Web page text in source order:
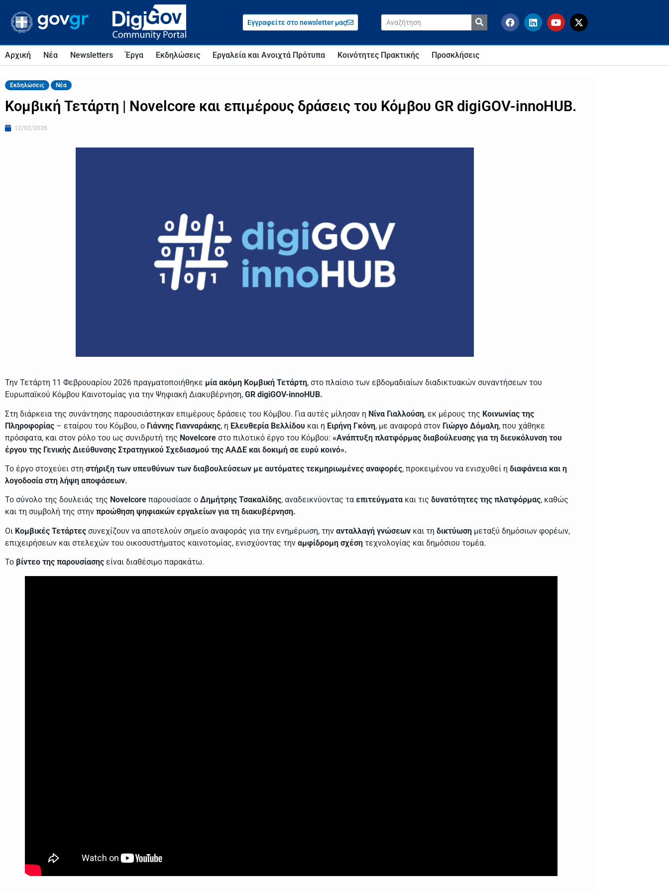
Εγγραφείτε στο newsletter μας
Αρχική Νέα Newsletters Έργα Εκδηλώσεις Εργαλεία και Ανοιχτά Πρότυπα Κοινότητες Πρακτικής Προσκλήσεις
Εκδηλώσεις Νέα
Κομβική Τετάρτη | Novelcore και επιμέρους δράσεις του Κόμβου GR digiGOV-innoHUB.
12/02/2026
Την Τετάρτη 11 Φεβρουαρίου 2026 πραγματοποιήθηκε μία ακόμη Κομβική Τετάρτη, στο πλαίσιο των εβδομαδιαίων διαδικτυακών συναντήσεων του
Ευρωπαϊκού Κόμβου Καινοτομίας για την Ψηφιακή Διακυβέρνηση, GR digiGOV-innoHUB.
Στη διάρκεια της συνάντησης παρουσιάστηκαν επιμέρους δράσεις του Κόμβου. Για αυτές μίλησαν η Νίνα Γιαλλούση, εκ μέρους της Κοινωνίας της
Πληροφορίας – εταίρου του Κόμβου, ο Γιάννης Γιανναράκης, η Ελευθερία Βελλίδου και η Ειρήνη Γκόνη, με αναφορά στον Γιώργο Δόμαλη, που χάθηκε
πρόσφατα, και στον ρόλο του ως συνιδρυτή της Novelcore στο πιλοτικό έργο του Κόμβου: «Ανάπτυξη πλατφόρμας διαβούλευσης για τη διευκόλυνση του
έργου της Γενικής Διεύθυνσης Στρατηγικού Σχεδιασμού της ΑΑΔΕ και δοκιμή σε ευρύ κοινό».
Το έργο στοχεύει στη στήριξη των υπευθύνων των διαβουλεύσεων με αυτόματες τεκμηριωμένες αναφορές, προκειμένου να ενισχυθεί η διαφάνεια και η
λογοδοσία στη λήψη αποφάσεων.
Το σύνολο της δουλειάς της Novelcore παρουσίασε ο Δημήτρης Τσακαλίδης, αναδεικνύοντας τα επιτεύγματα και τις δυνατότητες της πλατφόρμας, καθώς
και τη συμβολή της στην προώθηση ψηφιακών εργαλείων για τη διακυβέρνηση.
Οι Κομβικές Τετάρτες συνεχίζουν να αποτελούν σημείο αναφοράς για την ενημέρωση, την ανταλλαγή γνώσεων και τη δικτύωση μεταξύ δημόσιων φορέων,
επιχειρήσεων και στελεχών του οικοσυστήματος καινοτομίας, ενισχύοντας την αμφίδρομη σχέση τεχνολογίας και δημόσιου τομέα.
Το βίντεο της παρουσίασης είναι διαθέσιμο παρακάτω.